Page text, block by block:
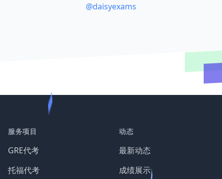
@daisyexams
服务项目
GRE代考
托福代考
动态
最新动态
成绩展示